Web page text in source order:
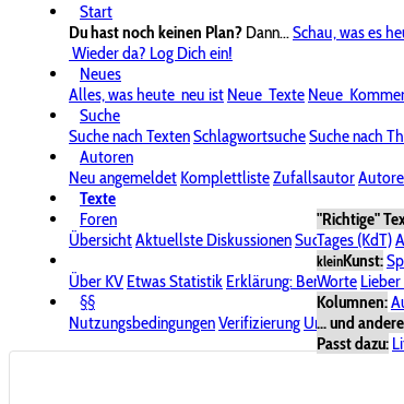
Start
Du hast noch keinen Plan? Dann...Schau, was es
Wieder da? Log Dich ein!
Neues
Alles, was heute neu ist Neue Texte Neue
Suche
Suche nach TextenSchlagwortsucheSuche nach
Autoren
Neu angemeldet KomplettlisteZufallsautor
Texte
"Richtige"
Tages (KdT)
kleinKunst:
Worte
Kolumnen:
... und
Passt dazu:
Foren
ÜbersichtAktuellste DiskussionenSuche im Forum
Über KV Etwas Statistik Erklärung:
§§
NutzungsbedingungenVerifizierung Urheberrecht